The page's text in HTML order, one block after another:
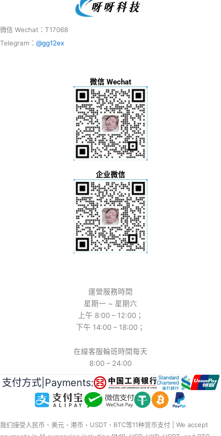
微信 Wechat：T17068
Telegram： @gg12ex
微信 Wechat
企业微信
運營服務時間
星期一 ~ 星期六
上午 8:00 – 12:00；
下午 14:00 – 18:00；
在線客服輪班時間每天
8:00 – 24:00
支付方式|Payments:
我们接受人民币、美元、港币、USDT、BTC等11种货币支付 | We accept